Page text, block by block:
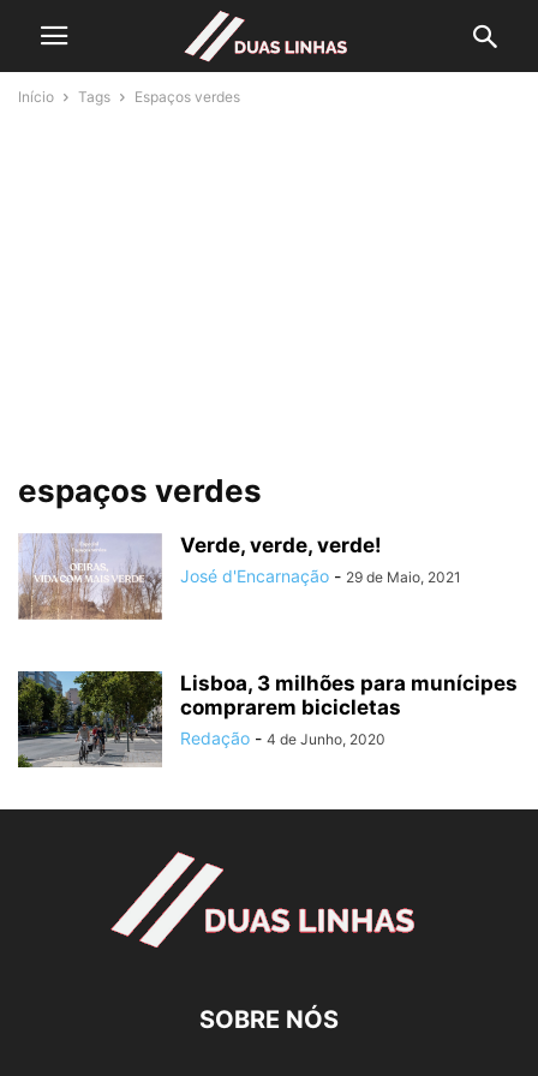
Início Tags Espaços verdes
espaços verdes
Verde, verde, verde!
José d'Encarnação - 29 de Maio, 2021
Lisboa, 3 milhões para munícipes
comprarem bicicletas
Redação - 4 de Junho, 2020
SOBRE NÓS